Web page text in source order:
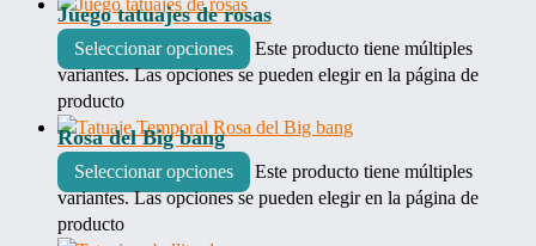
Juego tatuajes de rosas
Seleccionar opciones
Este producto tiene múltiples
variantes. Las opciones se pueden elegir en la página de
producto
Rosa del Big bang
Seleccionar opciones
Este producto tiene múltiples
variantes. Las opciones se pueden elegir en la página de
producto